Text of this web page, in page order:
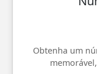
Obtenha um